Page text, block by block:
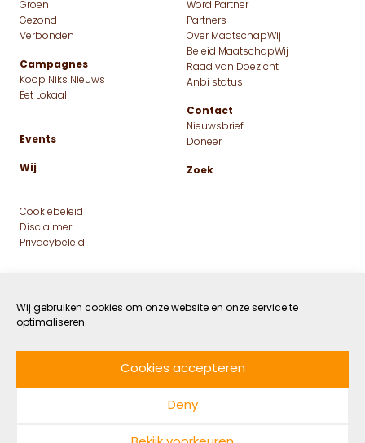
Wij gebruiken cookies om onze website en onze service te
optimaliseren.
Cookies accepteren
Deny
Groen
Gezond
Verbonden
Campagnes
Koop Niks Nieuws
Eet Lokaal
Events
Wij
Word Partner
Partners
Over MaatschapWij
Beleid MaatschapWij
Raad van Doezicht
Anbi status
Contact
Nieuwsbrief
Doneer
Zoek
Cookiebeleid
Disclaimer
Privacybeleid
InstagramLinkedin